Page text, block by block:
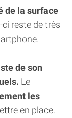
de la surface
ci reste de très
de son
Le
les
en place.